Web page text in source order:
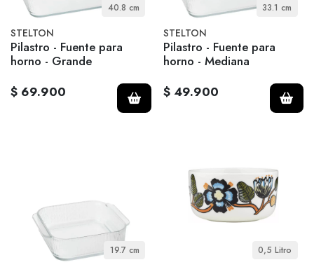
40.8 cm
STELTON
Pilastro - Fuente para
horno - Grande
$ 69.900
33.1 cm
STELTON
Pilastro - Fuente para
horno - Mediana
$ 49.900
19.7 cm 0,5 Litro